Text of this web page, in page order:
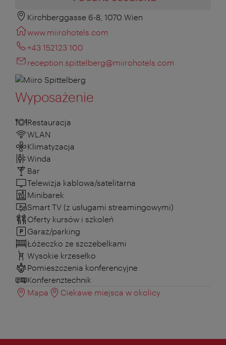
Kirchberggasse 6-8, 1070 Wien
www.miirohotels.com
+43 152123 100
reception.spittelberg@miirohotels.com
Wyposażenie
Restauracja
WLAN
Klimatyzacja
Winda
Bar
Telewizja kablowa/satelitarna
Minibarek
Smart TV (z usługami streamingowymi)
Oferty kursów i szkoleń
Garaż/parking
Łóżeczko ze szczebelkami
Wysokie krzesełko
Pomieszczenia konferencyjne
Konferenztechnik
Mapa
Ciekawe miejsca w okolicy